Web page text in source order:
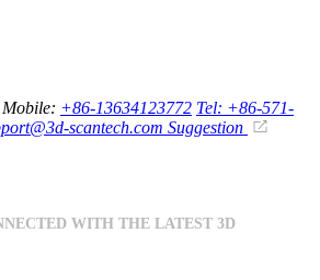
Mobile: +86-13634123772 Tel: +86-571-
scantech.com Suggestion